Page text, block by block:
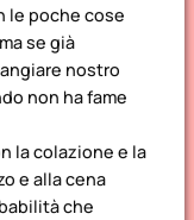
le poche cose
se già
nostro
non ha fame
la colazione e la
e alla cena
che